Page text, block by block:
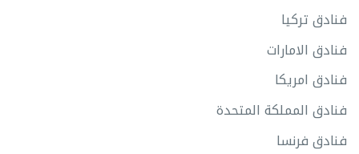
فنادق تركيا
فنادق الامارات
فنادق امريكا
فنادق المملكة المتحدة
فنادق فرنسا